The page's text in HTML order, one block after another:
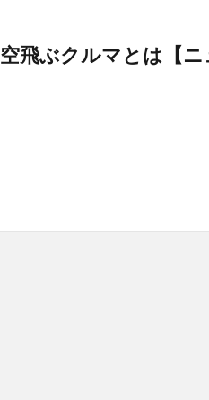
空飛ぶクルマとは【ニ